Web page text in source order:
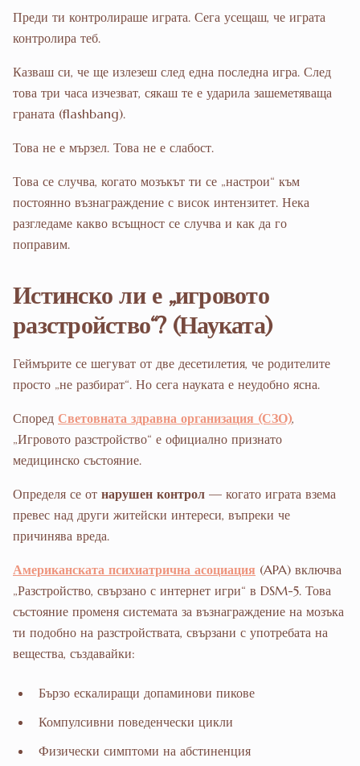
Преди ти контролираше играта. Сега усещаш, че играта
контролира теб.
Казваш си, че ще излезеш след една последна игра. След
това три часа изчезват, сякаш те е ударила зашеметяваща
граната (flashbang).
Това не е мързел. Това не е слабост.
Това се случва, когато мозъкът ти се „настрои“ към
постоянно възнаграждение с висок интензитет. Нека
разгледаме какво всъщност се случва и как да го
поправим.
Истинско ли е „игровото
разстройство“? (Науката)
Геймърите се шегуват от две десетилетия, че родителите
просто „не разбират“. Но сега науката е неудобно ясна.
Според Световната здравна организация (СЗО),
„Игровото разстройство“ е официално признато
медицинско състояние.
Определя се от нарушен контрол — когато играта взема
превес над други житейски интереси, въпреки че
причинява вреда.
Американската психиатрична асоциация (APA) включва
„Разстройство, свързано с интернет игри“ в DSM-5. Това
състояние променя системата за възнаграждение на мозъка
ти подобно на разстройствата, свързани с употребата на
вещества, създавайки:
Бързо ескалиращи допаминови пикове
Компулсивни поведенчески цикли
Физически симптоми на абстиненция